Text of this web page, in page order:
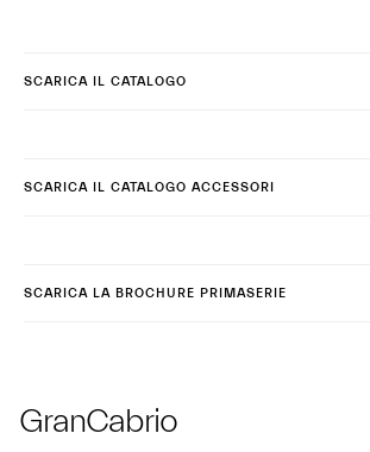
SCARICA IL CATALOGO
SCARICA IL CATALOGO ACCESSORI
SCARICA LA BROCHURE PRIMASERIE
GranCabrio